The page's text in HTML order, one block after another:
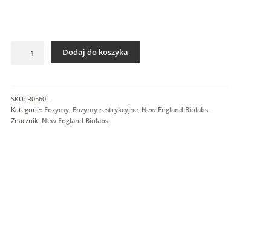
Dodaj do koszyka
SKU: R0560L
Kategorie: Enzymy Enzymy restrykcyjne New England Biolabs
Znacznik: New England Biolabs